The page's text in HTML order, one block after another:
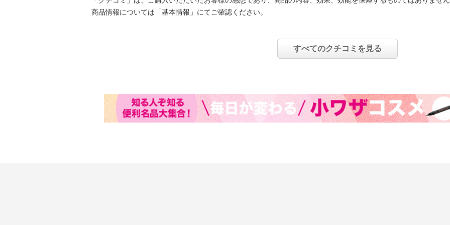
商品情報については「基本情報」にてご確認ください。
すべてのクチコミを見る